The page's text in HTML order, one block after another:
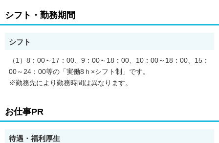
場合
パチンコホールでの接客・運営業務をお任せします。
【具体的な業務】
■ホールでの接客・清掃
■機械トラブル対応・メンテナンス業務
■スタッフのシフト管理・指導（慣れてきたら）
あなたの強みを活かせるポイント
シフト・勤務期間
シフト
（1）8：00～17：00、9：00～18：00、10：00～18：00、15：
00～24：00等の「実働8ｈ×シフト制」です。
※勤務先により勤務時間は異なります。
お仕事PR
待遇・福利厚生